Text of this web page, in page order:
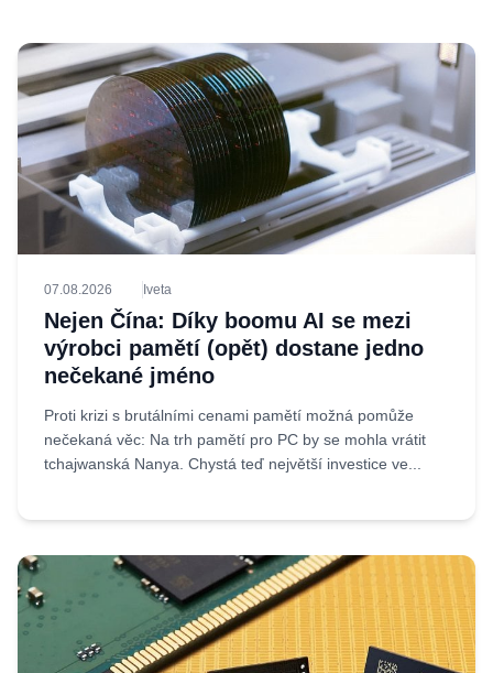
07.08.2026 Iveta
Nejen Čína: Díky boomu AI se mezi
výrobci pamětí (opět) dostane jedno
nečekané jméno
Proti krizi s brutálními cenami pamětí možná pomůže
nečekaná věc: Na trh pamětí pro PC by se mohla vrátit
tchajwanská Nanya. Chystá teď největší investice ve...